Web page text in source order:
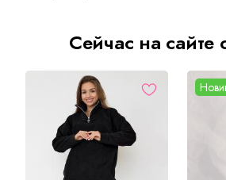
Сейчас на сайте